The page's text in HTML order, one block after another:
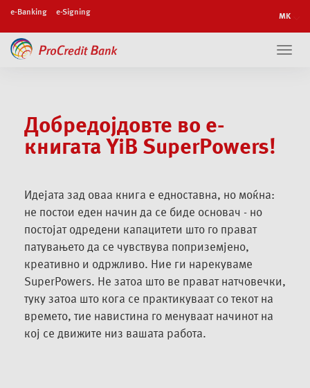
e-Banking e-Signing
Добредојдовте во е-
книгата YiB SuperPowers!
Идејата зад оваа книга е едноставна, но моќна:
не постои еден начин да се биде основач - но
постојат одредени капацитети што го прават
патувањето да се чувствува поприземјено,
креативно и одржливо. Ние ги нарекуваме
SuperPowers. Не затоа што ве прават натчовечки,
туку затоа што кога се практикуваат со текот на
времето, тие навистина го менуваат начинот на
кој се движите низ вашата работа.